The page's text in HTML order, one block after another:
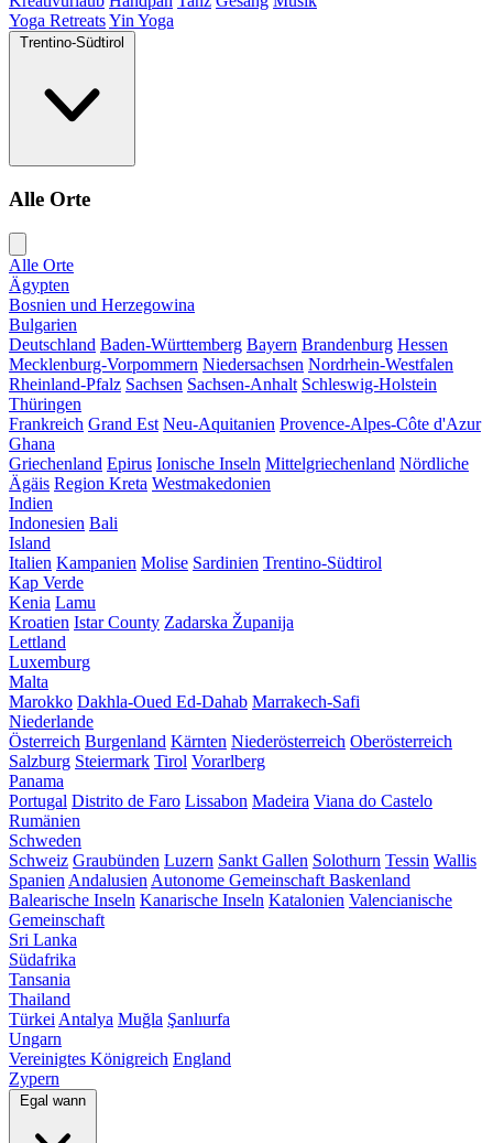
Yoga RetreatsYin Yoga
Trentino-Südtirol
Alle Orte
Alle Orte
Ägypten
Bosnien und Herzegowina
Bulgarien
Deutschland Baden-Württemberg Bayern Brandenburg Hessen
Mecklenburg-Vorpommern Niedersachsen Nordrhein-Westfalen
Rheinland-Pfalz Sachsen Sachsen-Anhalt Schleswig-Holstein
Thüringen
Frankreich Grand Est Neu-Aquitanien Provence-Alpes-Côte d'Azur
Ghana
Griechenland Epirus Ionische Inseln Mittelgriechenland Nördliche
Ägäis Region Kreta Westmakedonien
Indien
Indonesien Bali
Island
Italien Kampanien Molise Sardinien Trentino-Südtirol
Kap Verde
Kenia Lamu
Kroatien Istar County Zadarska Županija
Lettland
Luxemburg
Malta
Marokko Dakhla-Oued Ed-Dahab Marrakech-Safi
Niederlande
Österreich Burgenland Kärnten Niederösterreich Oberösterreich
Salzburg Steiermark Tirol Vorarlberg
Panama
Portugal Distrito de Faro Lissabon Madeira Viana do Castelo
Rumänien
Schweden
Schweiz Graubünden Luzern Sankt Gallen Solothurn Tessin Wallis
Spanien Andalusien Autonome Gemeinschaft Baskenland
Balearische Inseln Kanarische Inseln Katalonien Valencianische
Gemeinschaft
Sri Lanka
Südafrika
Tansania
Thailand
Türkei Antalya Muğla Şanlıurfa
Ungarn
Vereinigtes Königreich England
Zypern
Egal wann